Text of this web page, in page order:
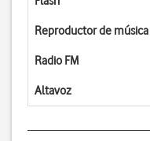
Reproductor de música
Radio FM
Altavoz